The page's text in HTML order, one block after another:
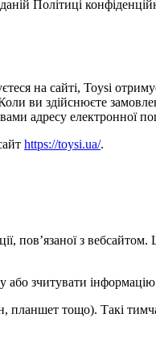
Політиці
на сайті, Toysi
ви здійснюєте
адресу електронної
https://toysi.ua/.
пов’язаної з
зчитувати
тощо). Такі